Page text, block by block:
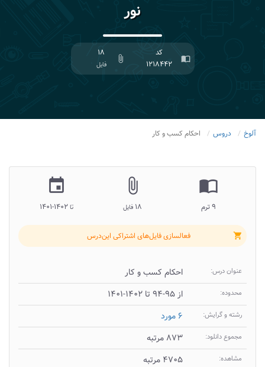
نور
import_contacts
کد
۱۲۱۸۴۴۲
attach_file
۱۸
فایل
آلوخ دروس احکام کسب و کار
import_contacts
۹ ترم
attach_file
۱۸ فایل
insert_invitation
تا۱۴۰۲-۱۴۰۱
shopping_cart فعالسازی فایل‌های اشتراکی این‌درس
عنوان درس: احکام کسب و کار
محدوده: از ۹۵-۹۴ تا ۱۴۰۲-۱۴۰۱
رشته و گرایش: ۶ مورد
مجموع دانلود: ۸۷۳ مرتبه
مشاهده: ۴۷۰۵ مرتبه